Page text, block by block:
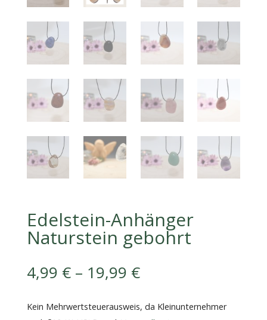
Edelstein-Anhänger
Naturstein gebohrt
4,99 €– 19,99 €
Kein Mehrwertsteuerausweis, da Kleinunternehmer